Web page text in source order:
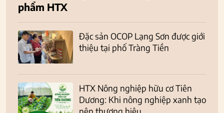
phẩm HTX
Đặc sản OCOP Lạng Sơn được giới
thiệu tại phố Tràng Tiền
HTX Nông nghiệp hữu cơ Tiên
Dương: Khi nông nghiệp xanh tạo